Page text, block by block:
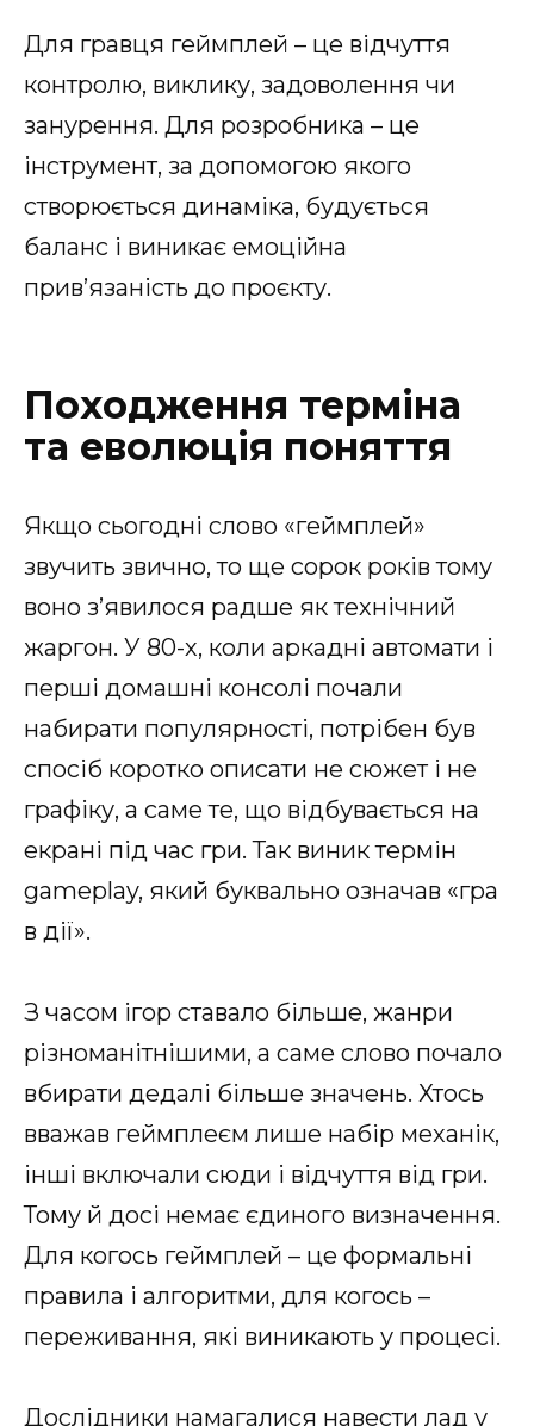
Для гравця геймплей – це відчуття
контролю, виклику, задоволення чи
занурення. Для розробника – це
інструмент, за допомогою якого
створюється динаміка, будується
баланс і виникає емоційна
прив’язаність до проєкту.
Походження терміна
та еволюція поняття
Якщо сьогодні слово «геймплей»
звучить звично, то ще сорок років тому
воно з’явилося радше як технічний
жаргон. У 80-х, коли аркадні автомати і
перші домашні консолі почали
набирати популярності, потрібен був
спосіб коротко описати не сюжет і не
графіку, а саме те, що відбувається на
екрані під час гри. Так виник термін
gameplay, який буквально означав «гра
в дії».
З часом ігор ставало більше, жанри
різноманітнішими, а саме слово почало
вбирати дедалі більше значень. Хтось
вважав геймплеєм лише набір механік,
інші включали сюди і відчуття від гри.
Тому й досі немає єдиного визначення.
Для когось геймплей – це формальні
правила і алгоритми, для когось –
переживання, які виникають у процесі.
Дослідники намагалися навести лад у